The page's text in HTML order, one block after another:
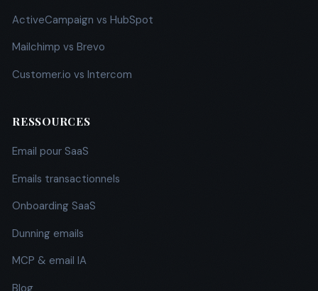
ActiveCampaign vs HubSpot
Mailchimp vs Brevo
Customer.io vs Intercom
RESSOURCES
Email pour SaaS
Emails transactionnels
Onboarding SaaS
Dunning emails
MCP & email IA
Blog